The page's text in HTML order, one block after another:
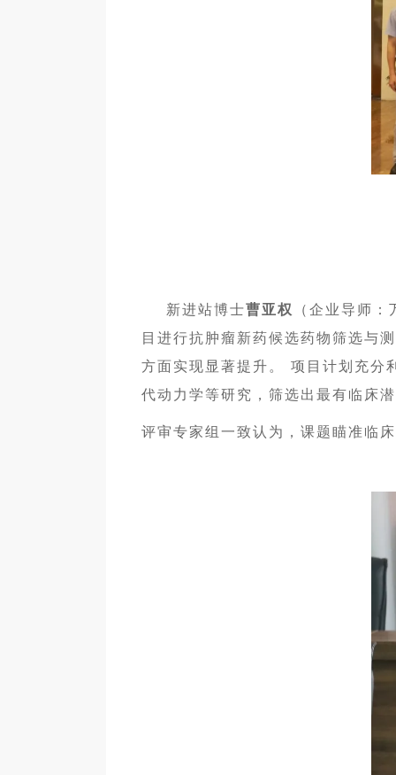
新进站博士曹亚权 （企业导师
目进行抗肿瘤新药候选药物筛选与
方面实现显著提升。 项目计划充分
代动力学等研究，筛选出最有临床
评审专家组一致认为，课题瞄准临